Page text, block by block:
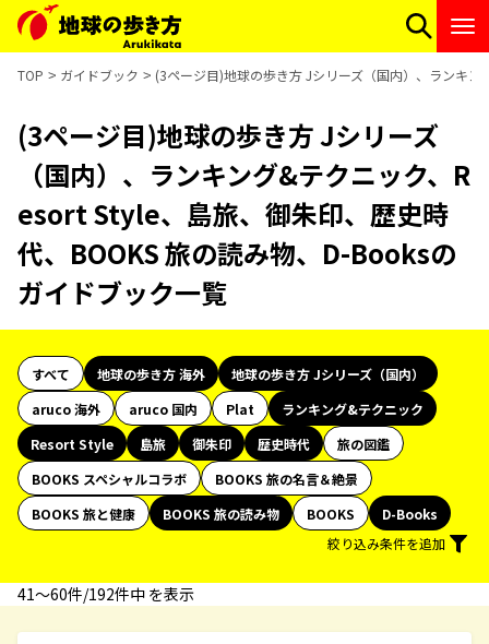
TOP ガイドブック (3ページ目)地球の歩き方 Jシリーズ（国内）、ランキ
(3ページ目)地球の歩き方 Jシリーズ
（国内）、ランキング&テクニック、R
esort Style、島旅、御朱印、歴史時
代、BOOKS 旅の読み物、D-Booksの
ガイドブック一覧
すべて 地球の歩き方 海外
地球の歩き方 Jシリーズ（国内）
aruco 海外
aruco 国内 Plat
ランキング&テクニック
Resort Style
島旅 御朱印 歴史時代
旅の図鑑
BOOKS スペシャルコラボ
BOOKS 旅の名言＆絶景
BOOKS 旅と健康
BOOKS 旅の読み物 BOOKS
D-Books
絞り込み条件を追加
41〜60件/192件中 を表示